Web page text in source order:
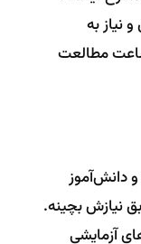
نیاز به
مطالعت
دانش‌آموز
نیازش بچینه.
آزمایشی